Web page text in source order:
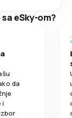
eSky-om?
da
i